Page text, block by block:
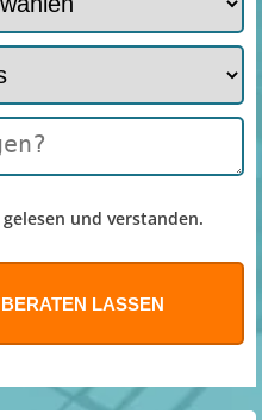
gelesen und verstanden.